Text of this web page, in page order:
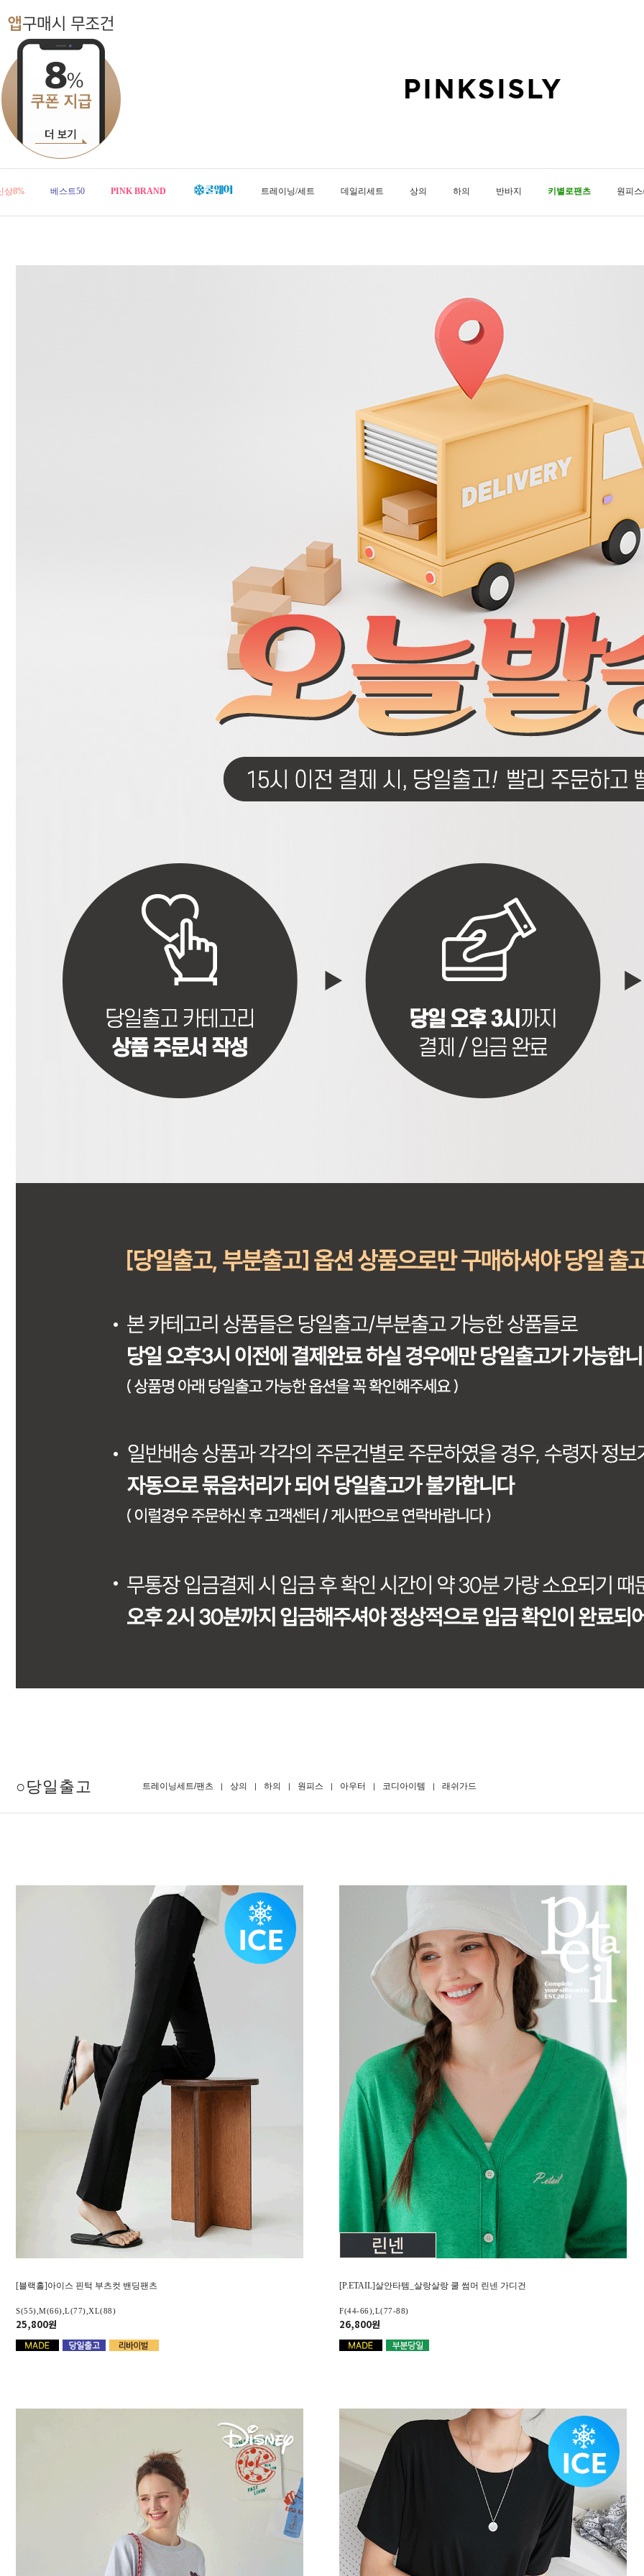
상8% 베스트50 PINK BRAND 트레이닝/세트 데일리세트 상의 하의 반바지 키별로팬츠 원피
○당일출고 트레이닝세트/팬츠 상의 하의 원피스 아우터 코디아이템 래쉬가드
[블랙홀]아이스 핀턱 부츠컷 밴딩팬츠
S(55),M(66),L(77),XL(88)
25,800원
[P.ETAIL]살안타템_살랑살랑 쿨 썸머 린넨 가디건
F(44-66),L(77-88)
26,800원